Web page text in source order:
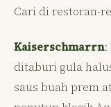
Cari di restoran-
Kaiserschmarrn:
ditaburi gula
saus buah prem